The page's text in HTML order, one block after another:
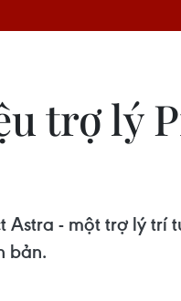
trợ lý
- một trợ lý
bản.